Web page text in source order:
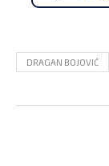
DRAGAN BOJOVIĆ